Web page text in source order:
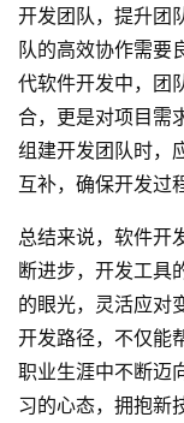
开发团队，提升团
队的高效协作需要
代软件开发中，团
合，更是对项目需
组建开发团队时，
互补，确保开发过
总结来说，软件开
断进步，开发工具
的眼光，灵活应对
开发路径，不仅能
职业生涯中不断迈
习的心态，拥抱新